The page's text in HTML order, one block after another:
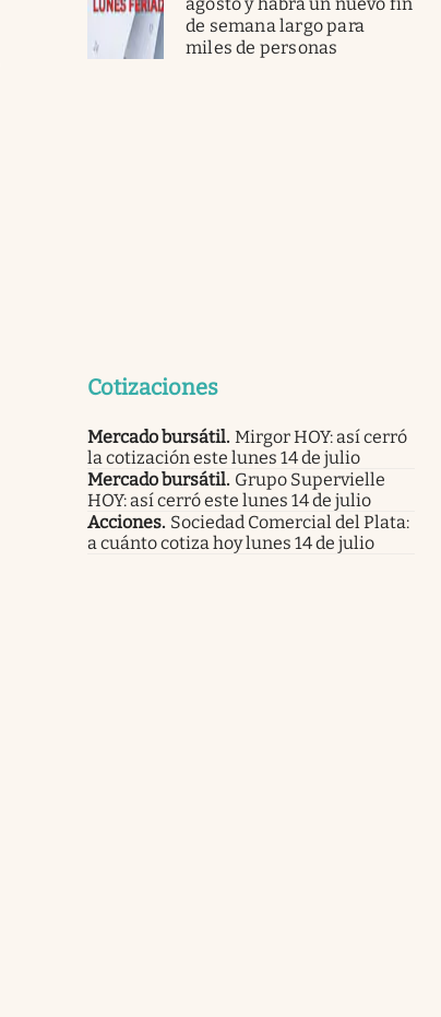
de semana largo para
miles de personas
Cotizaciones
Mercado bursátil. Mirgor HOY: así cerró
la cotización este lunes 14 de julio
Mercado bursátil. Grupo Supervielle
HOY: así cerró este lunes 14 de julio
Acciones. Sociedad Comercial del Plata:
a cuánto cotiza hoy lunes 14 de julio